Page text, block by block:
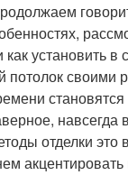
установить в
потолок своими
навсегда
отделки это